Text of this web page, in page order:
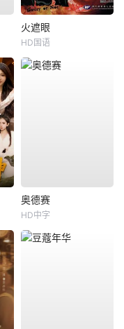
火遮眼
HD国语
奥德赛
HD中字